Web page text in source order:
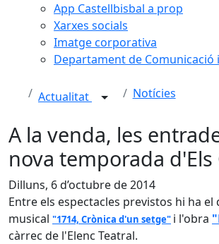
App Castellbisbal a prop
Xarxes socials
Imatge corporativa
Departament de Comunicació
Actualitat Notícies
A la venda, les
nova temporada d'Els
Dilluns, 6 d’octubre de 2014
Entre els espectacles previstos hi ha el
musical "1714, Crònica d'un setge" i l'obra
càrrec de l'Elenc Teatral.